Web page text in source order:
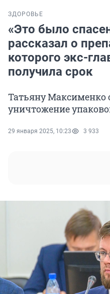
ЗДОРОВЬЕ
«Это было
рассказал о
которого экс-
получила срок
Татьяну Максименко
уничтожение
29 января 2025, 10:23 3 933